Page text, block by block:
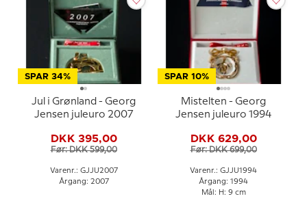
SPAR 34%
Jul i Grønland - Georg
Jensen juleuro 2007
DKK 395,00
Før: DKK 599,00
Varenr.: GJJU2007
Årgang: 2007
SPAR 10%
Mistelten - Georg
Jensen juleuro 1994
DKK 629,00
Før: DKK 699,00
Varenr.: GJJU1994
Årgang: 1994
Mål: H: 9 cm